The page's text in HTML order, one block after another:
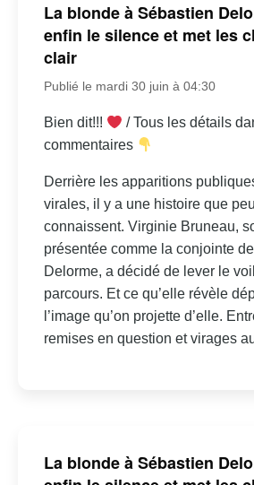
La blonde à Sébastien
enfin le silence et met les
clair
Publié le mardi 30 juin à 04:30
Bien dit!!!
/ Tous les détails
commentaires
Derrière les apparitions
virales, il y a une histoire que
connaissent. Virginie Bruneau,
présentée comme la conjointe
Delorme, a décidé de lever le
parcours. Et ce qu’elle révèle
l’image qu’on projette d’elle.
remises en question et virages
La blonde à Sébastien